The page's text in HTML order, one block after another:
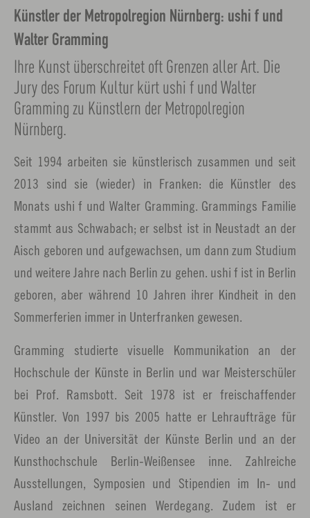
Künstler der Metropolregion Nürnberg: ushi f und
Walter Gramming
Ihre Kunst überschreitet oft Grenzen aller Art. Die
Jury des Forum Kultur kürt ushi f und Walter
Gramming zu Künstlern der Metropolregion
Nürnberg.
Seit 1994 arbeiten sie künstlerisch zusammen und seit
2013 sind sie (wieder) in Franken: die Künstler des
Monats ushi f und Walter Gramming. Grammings Familie
stammt aus Schwabach; er selbst ist in Neustadt an der
Aisch geboren und aufgewachsen, um dann zum Studium
und weitere Jahre nach Berlin zu gehen. ushi f ist in Berlin
geboren, aber während 10 Jahren ihrer Kindheit in den
Sommerferien immer in Unterfranken gewesen.
Gramming studierte visuelle Kommunikation an der
Hochschule der Künste in Berlin und war Meisterschüler
bei Prof. Ramsbott. Seit 1978 ist er freischaffender
Künstler. Von 1997 bis 2005 hatte er Lehraufträge für
Video an der Universität der Künste Berlin und an der
Kunsthochschule Berlin-Weißensee inne. Zahlreiche
Ausstellungen, Symposien und Stipendien im In- und
Ausland zeichnen seinen Werdegang. Zudem ist er